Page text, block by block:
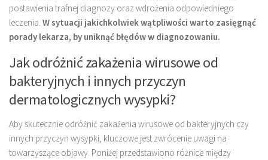
postawienia trafnej diagnozy oraz wdrożenia odpowiedniego
leczenia. W sytuacji jakichkolwiek wątpliwości warto zasięgnąć
porady lekarza, by uniknąć błędów w diagnozowaniu.
Jak odróżnić zakażenia wirusowe od
bakteryjnych i innych przyczyn
dermatologicznych wysypki?
Aby skutecznie odróżnić zakażenia wirusowe od bakteryjnych czy
innych przyczyn wysypki, kluczowe jest zwrócenie uwagi na
towarzyszące objawy. Poniżej przedstawiono różnice między